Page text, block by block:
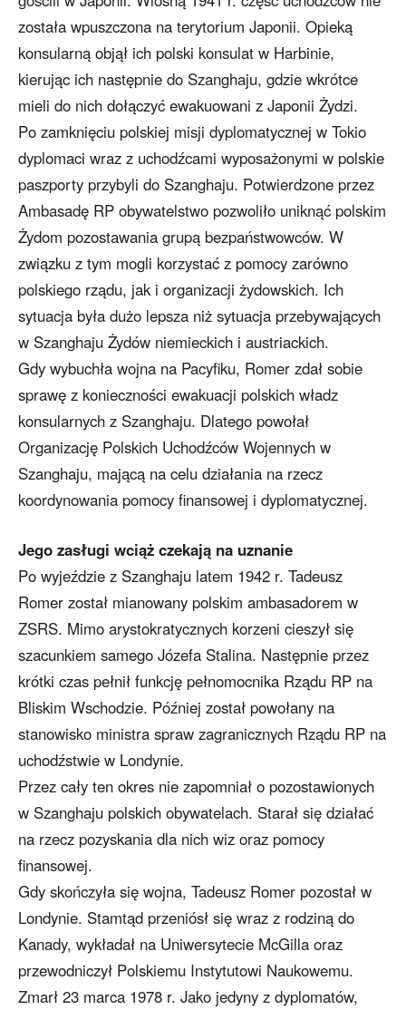
została wpuszczona na terytorium Japonii. Opieką
konsularną objął ich polski konsulat w Harbinie,
kierując ich następnie do Szanghaju, gdzie wkrótce
mieli do nich dołączyć ewakuowani z Japonii Żydzi.
Po zamknięciu polskiej misji dyplomatycznej w Tokio
dyplomaci wraz z uchodźcami wyposażonymi w polskie
paszporty przybyli do Szanghaju. Potwierdzone przez
Ambasadę RP obywatelstwo pozwoliło uniknąć polskim
Żydom pozostawania grupą bezpaństwowców. W
związku z tym mogli korzystać z pomocy zarówno
polskiego rządu, jak i organizacji żydowskich. Ich
sytuacja była dużo lepsza niż sytuacja przebywających
w Szanghaju Żydów niemieckich i austriackich.
Gdy wybuchła wojna na Pacyfiku, Romer zdał sobie
sprawę z konieczności ewakuacji polskich władz
konsularnych z Szanghaju. Dlatego powołał
Organizację Polskich Uchodźców Wojennych w
Szanghaju, mającą na celu działania na rzecz
koordynowania pomocy finansowej i dyplomatycznej.
Jego zasługi wciąż czekają na uznanie
Po wyjeździe z Szanghaju latem 1942 r. Tadeusz
Romer został mianowany polskim ambasadorem w
ZSRS. Mimo arystokratycznych korzeni cieszył się
szacunkiem samego Józefa Stalina. Następnie przez
krótki czas pełnił funkcję pełnomocnika Rządu RP na
Bliskim Wschodzie. Później został powołany na
stanowisko ministra spraw zagranicznych Rządu RP na
uchodźstwie w Londynie.
Przez cały ten okres nie zapomniał o pozostawionych
w Szanghaju polskich obywatelach. Starał się działać
na rzecz pozyskania dla nich wiz oraz pomocy
finansowej.
Gdy skończyła się wojna, Tadeusz Romer pozostał w
Londynie. Stamtąd przeniósł się wraz z rodziną do
Kanady, wykładał na Uniwersytecie McGilla oraz
przewodniczył Polskiemu Instytutowi Naukowemu.
Zmarł 23 marca 1978 r. Jako jedyny z dyplomatów,